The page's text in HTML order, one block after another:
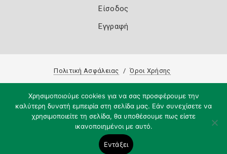
Είσοδος
Εγγραφή
Πολιτική Ασφάλειας Όροι Χρήσης
Χρησιμοποιούμε cookies για να σας προσφέρουμε την
καλύτερη δυνατή εμπειρία στη σελίδα μας. Εάν συνεχίσετε να
χρησιμοποιείτε τη σελίδα, θα υποθέσουμε πως είστε
ικανοποιημένοι με αυτό.
Εντάξει